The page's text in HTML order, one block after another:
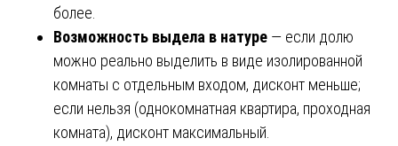
более.
Возможность выдела в натуре — если долю
можно реально выделить в виде изолированной
комнаты с отдельным входом, дисконт меньше;
если нельзя (однокомнатная квартира, проходная
комната), дисконт максимальный.